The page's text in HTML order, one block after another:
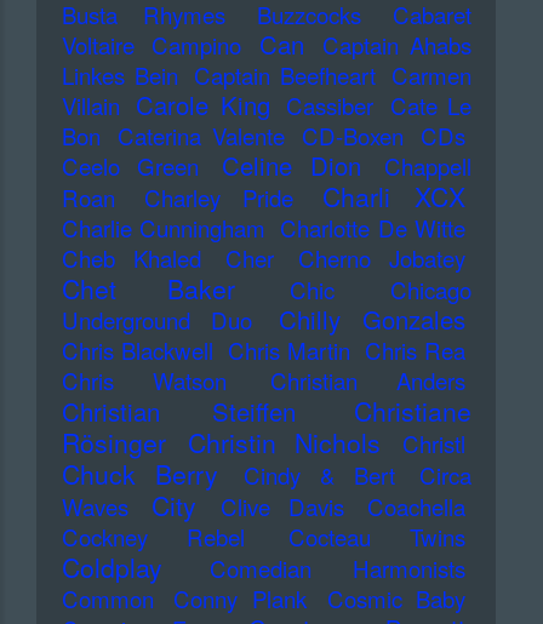
Busta Rhymes Buzzcocks
Cabaret
Voltaire Campino Can
Captain Ahabs
Linkes Bein Captain Beefheart Carmen
Villain Carole King Cassiber Cate Le
Bon
Caterina Valente CD-Boxen
CDs
Ceelo Green
Celine Dion
Chappell
Roan
Charley Pride Charli XCX
Charlie Cunningham Charlotte De Witte
Cheb Khaled
Cher Cherno Jobatey
Chet Baker Chic
Chicago
Underground Duo
Chilly Gonzales
Chris Blackwell Chris Martin Chris Rea
Chris Watson
Christian Anders
Christian Steiffen
Christiane
Rösinger
Christin Nichols Christl
Chuck Berry Cindy & Bert
Circa
Waves
City Clive Davis
Coachella
Cockney Rebel
Cocteau Twins
Coldplay
Comedian Harmonists
Common
Conny Plank
Cosmic Baby